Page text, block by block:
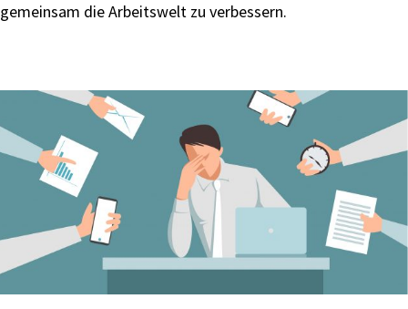
gemeinsam die Arbeitswelt zu verbessern.